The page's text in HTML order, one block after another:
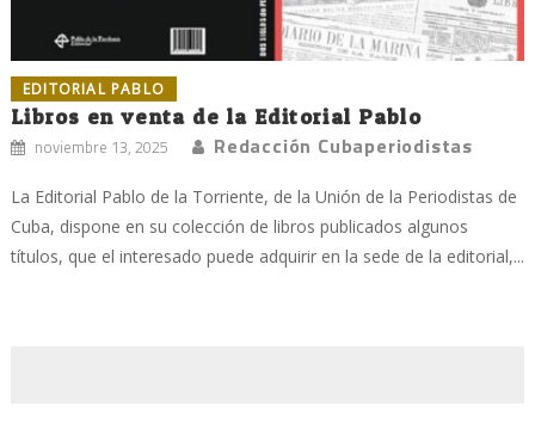
EDITORIAL PABLO
Libros en venta de la Editorial Pablo
noviembre 13, 2025 Redacción Cubaperiodistas
La Editorial Pablo de la Torriente, de la Unión de la Periodistas de
Cuba, dispone en su colección de libros publicados algunos
títulos, que el interesado puede adquirir en la sede de la editorial,...